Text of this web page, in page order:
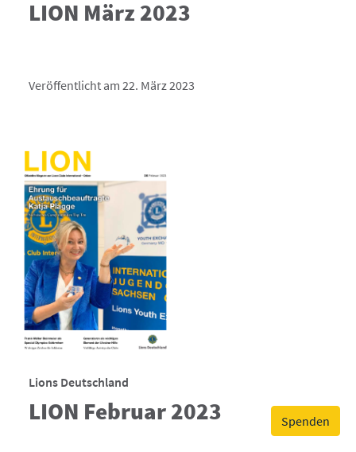
Spenden
LION März 2023
Veröffentlicht am 22. März 2023
Lions Deutschland
LION Februar 2023